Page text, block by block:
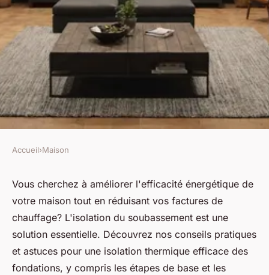
Isolation soubassement
maison : conseils pratiques et
astuces
Inaya•23 septembre 2024•5 min de lecture
Accueil›Maison
Vous cherchez à améliorer l'efficacité énergétique de
votre maison tout en réduisant vos factures de
chauffage? L'isolation du soubassement est une
solution essentielle. Découvrez nos conseils pratiques
et astuces pour une isolation thermique efficace des
fondations, y compris les étapes de base et les